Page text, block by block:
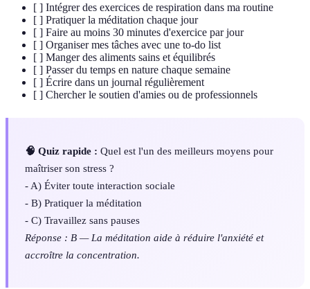
[ ] Intégrer des exercices de respiration dans ma routine
[ ] Pratiquer la méditation chaque jour
[ ] Faire au moins 30 minutes d'exercice par jour
[ ] Organiser mes tâches avec une to-do list
[ ] Manger des aliments sains et équilibrés
[ ] Passer du temps en nature chaque semaine
[ ] Écrire dans un journal régulièrement
[ ] Chercher le soutien d'amies ou de professionnels
🧠 Quiz rapide : Quel est l'un des meilleurs moyens pour
maîtriser son stress ?
- A) Éviter toute interaction sociale
- B) Pratiquer la méditation
- C) Travaillez sans pauses
Réponse : B — La méditation aide à réduire l'anxiété et
accroître la concentration.